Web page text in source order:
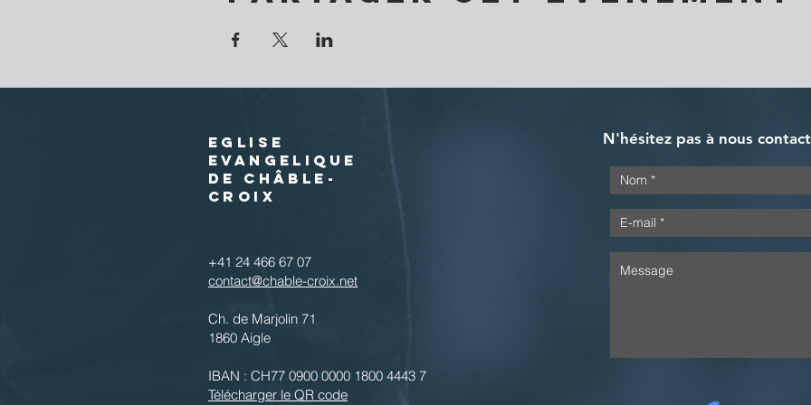
EGLISE
EVANGELIQUE
DE CHÂBLE-
CROIX
+41 24 466 67 07
contact@chable-croix.net
Ch. de Marjolin 71
1860 Aigle
IBAN : CH77 0900 0000 1800 4443 7
Télécharger le QR code
N'hésitez pas à nous